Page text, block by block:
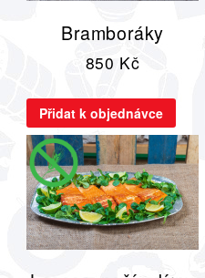
Bramboráky
850 Kč
Přidat k objednávce